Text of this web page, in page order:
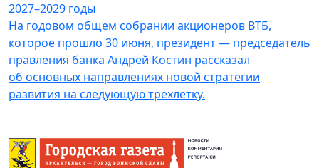
2027–2029 годы
На годовом общем собрании акционеров ВТБ,
которое прошло 30 июня, президент — председатель
правления банка Андрей Костин рассказал
об основных направлениях новой стратегии
развития на следующую трехлетку.